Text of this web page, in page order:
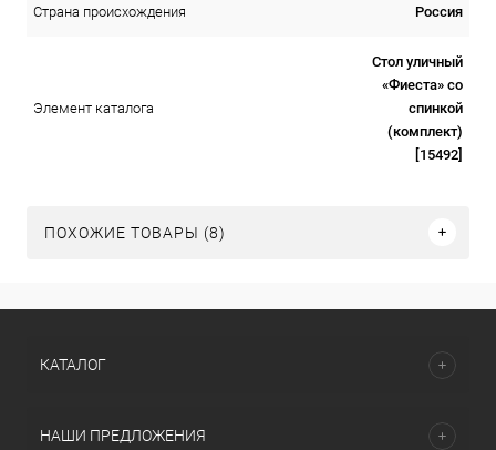
Страна происхождения Россия
Элемент каталога
Стол уличный
«Фиеста» со
спинкой
(комплект)
[15492]
ПОХОЖИЕ ТОВАРЫ (8)
КАТАЛОГ
НАШИ ПРЕДЛОЖЕНИЯ